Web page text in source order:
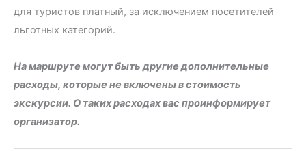
для туристов платный, за исключением посетителей
льготных категорий.
На маршруте могут быть другие дополнительные
расходы, которые не включены в стоимость
экскурсии. О таких расходах вас проинформирует
организатор.